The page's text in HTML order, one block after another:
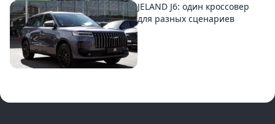
JELAND J6: один кроссовер
для разных сценариев